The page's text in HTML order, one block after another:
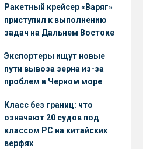
конца 2026 года
Ракетный крейсер «Варяг»
приступил к выполнению
задач на Дальнем Востоке
Экспортеры ищут новые
пути вывоза зерна из-за
проблем в Черном море
Класс без границ: что
означают 20 судов под
классом РС на китайских
верфях